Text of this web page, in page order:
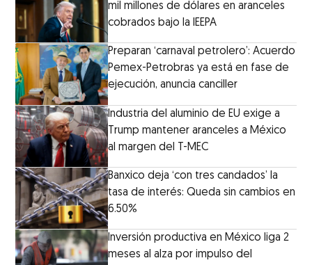
mil millones de dólares en aranceles
cobrados bajo la IEEPA
Preparan ‘carnaval petrolero’: Acuerdo
Pemex-Petrobras ya está en fase de
ejecución, anuncia canciller
Industria del aluminio de EU exige a
Trump mantener aranceles a México
al margen del T-MEC
Banxico deja ‘con tres candados’ la
tasa de interés: Queda sin cambios en
6.50%
Inversión productiva en México liga 2
meses al alza por impulso del